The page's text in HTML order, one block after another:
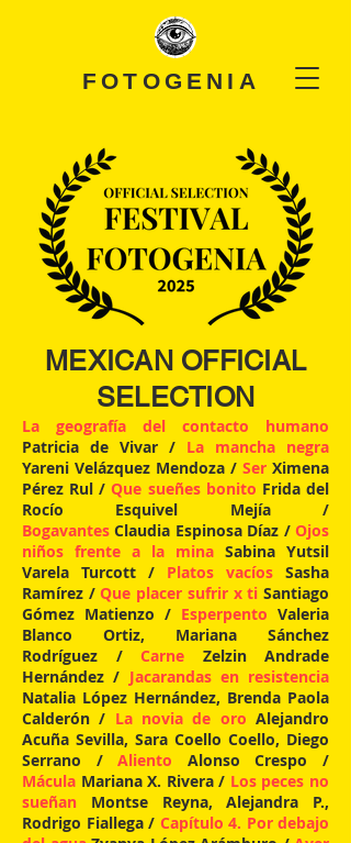
FOTOGENIA
MEXICAN OFFICIAL
SELECTION
La geografía del contacto humano
Patricia de Vivar / La mancha negra
Yareni Velázquez Mendoza / Ser Ximena
Pérez Rul /Que sueñes bonito Frida del
Rocío Esquivel Mejía /
Bogavantes Claudia Espinosa Díaz / Ojos
niños frente a la mina Sabina Yutsil
Varela Turcott / Platos vacíos Sasha
Ramírez /Que placer sufrir x ti Santiago
Gómez Matienzo / Esperpento Valeria
Blanco Ortiz, Mariana Sánchez
Rodríguez / Carne Zelzin Andrade
Hernández / Jacarandas en resistencia
Natalia López Hernández, Brenda Paola
Calderón / La novia de oro Alejandro
Acuña Sevilla, Sara Coello Coello, Diego
Serrano /Aliento Alonso Crespo /
Mácula Mariana X. Rivera / Los peces no
sueñan Montse Reyna, Alejandra P.,
Rodrigo Fiallega / Capítulo 4. Por debajo